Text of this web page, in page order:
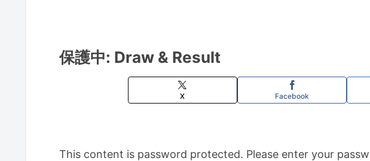
保護中: Draw & Result
X Facebook
This content is password protected. Please enter your